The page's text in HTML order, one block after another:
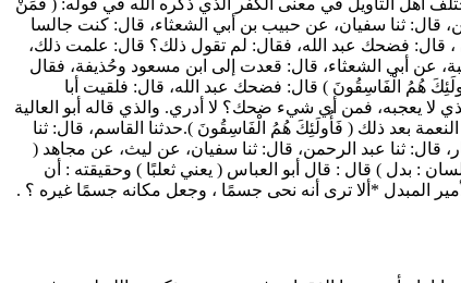
عبد الرحمن، قال: ثنا سفيان، عن حبيب بن أبي الشعثاء، قال: كنت جالسا
، قال: فضحك عبد الله، فقال: لم تقول ذلك؟ قال: علمت ذلك،
عن أبي الشعثاء، قال: قعدت إلى ابن مسعود وحُذيفة، فقال
هُمُ الْفَاسِقُونَ ) قال: فضحك عبد الله، قال: فلقيت أبا
يعجبه، فمن أي شيء ضحك؟ لا أدري. والذي قاله أبو العالية
بعد ذلك ( فَأُولَئِكَ هُمُ الْفَاسِقُونَ ).حدثنا القاسم، قال: ثنا
قال: ثنا عبد الرحمن، قال: ثنا سفيان، عن ليث، عن مجاهد (
الرجز ، لأبي النجم العجلي الراجز ( اللسان : بدل ) قال : قال أبو العباس ( يعني ثعلبًا ) وحقيقته : أن
المبدل *ألا ترى أنه نحى جسمًا ، وجعل مكانه جسمًا غيره ؟ .